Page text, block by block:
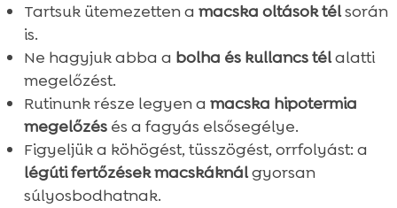
Tartsuk ütemezetten a macska oltások télsorán
is.
Ne hagyjuk abba a bolha és kullancs télalatti
megelőzést.
Rutinunk része legyen a macska hipotermia
megelőzésés a fagyás elsősegélye.
Figyeljük a köhögést, tüsszögést, orrfolyást: a
légúti fertőzések macskáknálgyorsan
súlyosbodhatnak.